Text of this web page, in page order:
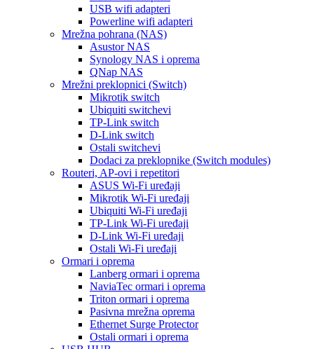
USB wifi adapteri
Powerline wifi adapteri
Mrežna pohrana (NAS)
Asustor NAS
Synology NAS i oprema
QNap NAS
Mrežni preklopnici (Switch)
Mikrotik switch
Ubiquiti switchevi
TP-Link switch
D-Link switch
Ostali switchevi
Dodaci za preklopnike (Switch modules)
Routeri, AP-ovi i repetitori
ASUS Wi-Fi uređaji
Mikrotik Wi-Fi uređaji
Ubiquiti Wi-Fi uređaji
TP-Link Wi-Fi uređaji
D-Link Wi-Fi uređaji
Ostali Wi-Fi uređaji
Ormari i oprema
Lanberg ormari i oprema
NaviaTec ormari i oprema
Triton ormari i oprema
Pasivna mrežna oprema
Ethernet Surge Protector
Ostali ormari i oprema